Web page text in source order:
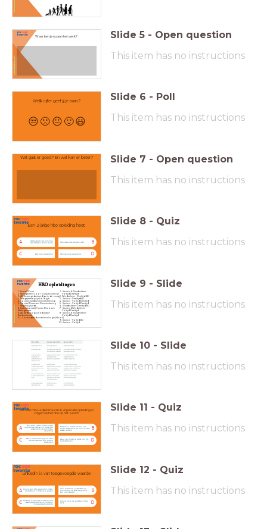
Waar ben je nu aan het werk? Slide 5 - Open question
This item has no instructions
Welk cijfer geef jij je baan?
😒 🙁 😐 🙂😃
Slide 6 - Poll
This item has no instructions
Wat gaat er goed? En wat kan er beter? Slide 7 - Open question
This item has no instructions
Een 2-jarige hbo opleiding heet:
A Dit bestaat niet, alle hbo
opleidingen duren 4 jaar B
Hbo Associate Degree (AD)
C Bachelor opleiding D
Hbo deeltijd opleiding
Slide 8 - Quiz
This item has no instructions
HBO opleidingen
1. Social Work
2. Management voor zorg en welzijn
3. AD Ervaringsdeskundige in de zorg
4. Toegepaste psychologie
5. Sociaal Juridisch Dienstverlening
6. Sociaal Financieel Dienstverlening
7. Verpleegkunde
8. (Internationaal) Human Resource
Management
9. AD Pedagogisch Educatief
Professional
10. Gezondheid en technologie (hbo-V)
Saxion & Windesheim -
Voltijd/Deeltijd
Windesheim - Deeltijd+AD
Saxion - Deeltijd+AD
Saxion - Voltijd/Deeltijd
Saxion - Voltijd/Deeltijd
Windesheim - Deeltijd+AD
Saxion &Windesheim -
Voltijd/Deeltijd
Saxion & Windesheim-
Voltijd/Deeltijd
9. Saxion - Voltijd+AD
10. Saxion - Voltijd
Slide 9 - Slide
This item has no instructions
Slide 10 - Slide
This item has no instructions
Met een mbo-4 diploma kan ik vrijwel alle opleidingen
volgen op het hbo op het Saxion
A
Niet waar, ik kan alleen maar
opleidingen kiezen in hetzelfde
vakgebied als mijn mbo-
opleiding B
Niet waar, indien ik naar een
ander vakgebied ga moet ik extra
vakken volgen
C Waar, Saxion heeft geen extra
toelatingseisen voor mbo-4
studenten D
Waar, wel moet je eerst een 21+
toets behalen
Slide 11 - Quiz
This item has no instructions
LinkedIn is van toegevoegde waarde
A Alleen voor hbo studenten, mbo'
ers hebben er niks op te zoeken B
Voor iedereen, netwerken en
connecten op zakelijk gebied
kan nooit kwaad
C LinkedIn is net als Facebook, voor
zakelijk gebied heeft het geen
toegevoegde waarde D
Alleen als je op zoek bent naar
werk
Slide 12 - Quiz
This item has no instructions